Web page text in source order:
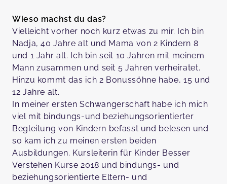
Wieso machst du das?
Vielleicht vorher noch kurz etwas zu mir. Ich bin
Nadja, 40 Jahre alt und Mama von 2 Kindern 8
und 1 Jahr alt. Ich bin seit 10 Jahren mit meinem
Mann zusammen und seit 5 Jahren verheiratet.
Hinzu kommt das ich 2 Bonussöhne habe, 15 und
12 Jahre alt.
In meiner ersten Schwangerschaft habe ich mich
viel mit bindungs-und beziehungsorientierter
Begleitung von Kindern befasst und belesen und
so kam ich zu meinen ersten beiden
Ausbildungen. Kursleiterin für Kinder Besser
Verstehen Kurse 2018 und bindungs- und
beziehungsorientierte Eltern- und